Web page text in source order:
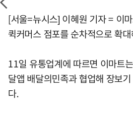
[서울=뉴시스] 이혜원 기자 = 이
퀵커머스 점포를 순차적으로 확
11일 유통업계에 따르면 이마트
달앱 배달의민족과 협업해 장보
다.